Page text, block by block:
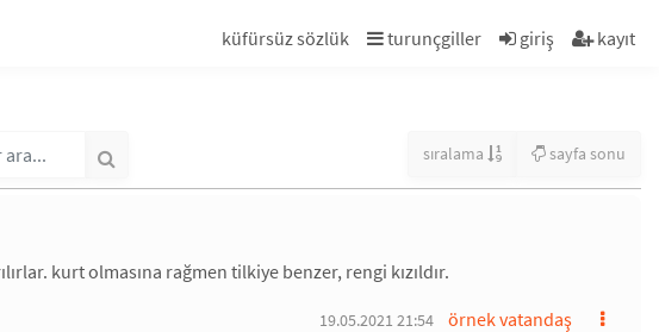
küfürsüz sözlük turunçgiller giriş kayıt
sıralama sayfa sonu
kurt olmasına rağmen tilkiye benzer, rengi kızıldır.
örnek vatandaş
19.05.2021 21:54